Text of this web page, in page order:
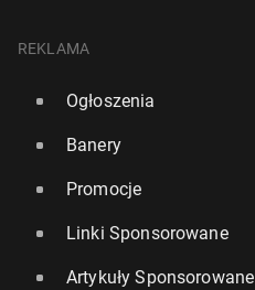
14 kwietnia 2025, 09:00
REKLAMA
Ogłoszenia
Banery
Promocje
Linki Sponsorowane
Artykuły Sponsorowane